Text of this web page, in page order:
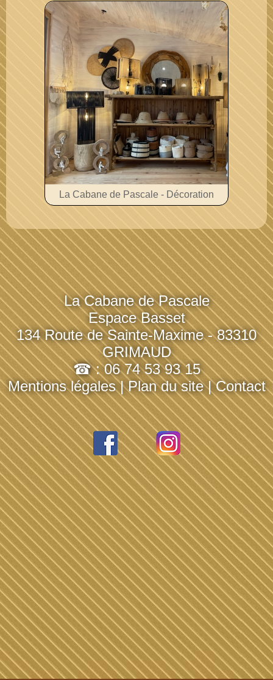
La Cabane de Pascale - Décoration
La Cabane de Pascale
Espace Basset
134 Route de Sainte-Maxime - 83310
GRIMAUD
☎ : 06 74 53 93 15
Mentions légales|Plan du site|Contact